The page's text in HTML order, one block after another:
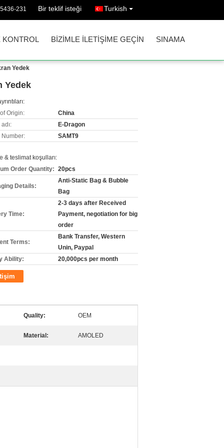
231 Bir teklif isteği Turkish
KONTROL BIZIMLE ILETIŞIME GEÇIN SINAMA
Yedek
Yedek
Origin:
China
E-Dragon
Number:
SAMT9
& teslimat koşulları:
Order Quantity: 20pcs
Details:
Anti-Static Bag & Bubble
Bag
Time:
2-3 days after Received
Payment, negotiation for big
order
Terms:
Bank Transfer, Western
Unin, Paypal
Ability:
20,000pcs per month
Quality: OEM
Material: AMOLED